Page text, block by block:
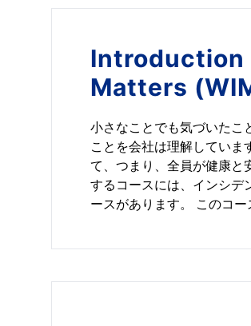
Introduction
Matters
小さなことでも気づいたこ
ことを会社は理解してい
て、つまり、全員が健康と
するコースには、インシデ
ースがあります。 このコー